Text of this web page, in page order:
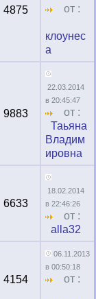
4875 от :
клоунес
а
9883
22.03.2014
в 20:45:47
от :
Таьяна
Владим
ировна
6633
18.02.2014
в 22:46:26
от :
alla32
4154
06.11.2013
в 00:50:18
от :